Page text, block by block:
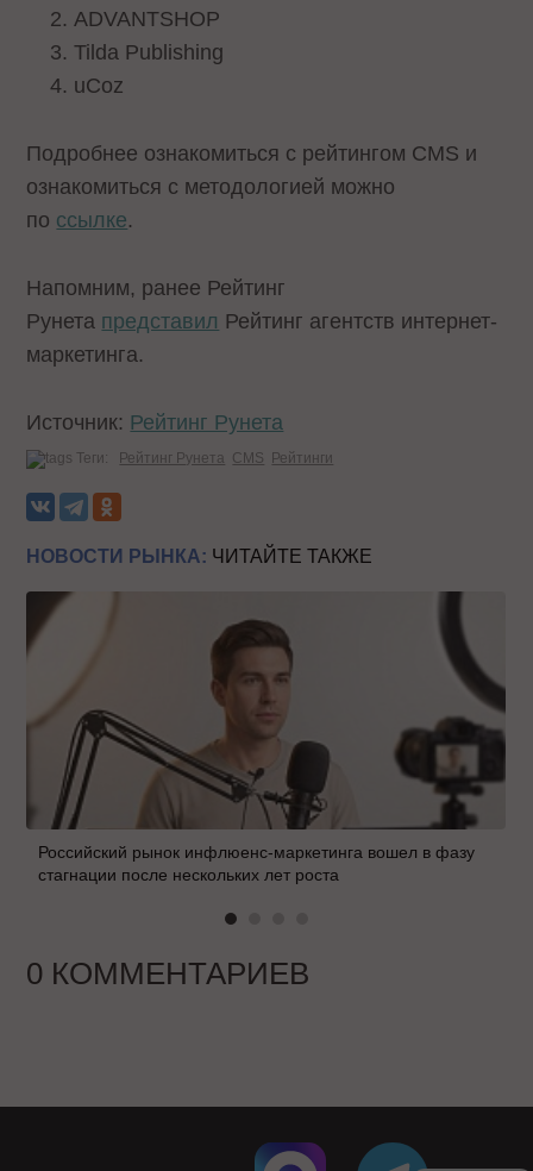
ADVANTSHOP
Tilda Publishing
uCoz
Подробнее ознакомиться с рейтингом CMS и
ознакомиться с методологией можно
по ссылке.
Напомним, ранее Рейтинг
Рунета представил Рейтинг агентств интернет-
маркетинга.
Источник: Рейтинг Рунета
Теги: Рейтинг Рунета CMS Рейтинги
НОВОСТИ РЫНКА: ЧИТАЙТЕ ТАКЖЕ
Российский рынок инфлюенс-маркетинга вошел в фазу
стагнации после нескольких лет роста
0 КОММЕНТАРИЕВ